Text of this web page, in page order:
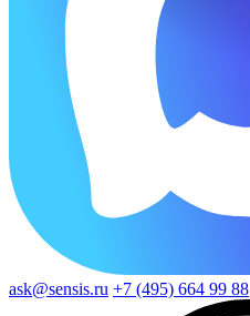
ask@sensis.ru +7 (495) 664 99 88